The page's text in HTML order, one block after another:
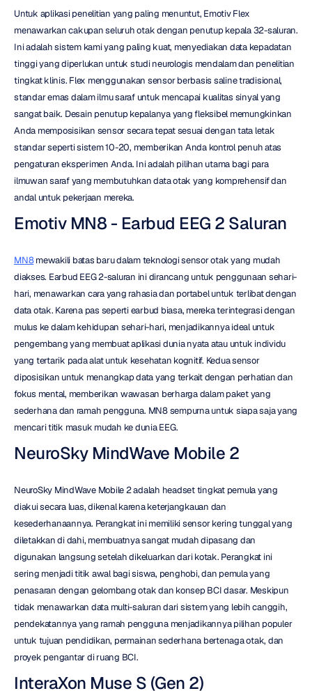
Untuk aplikasi penelitian yang paling menuntut, Emotiv Flex
menawarkan cakupan seluruh otak dengan penutup kepala 32-saluran.
Ini adalah sistem kami yang paling kuat, menyediakan data kepadatan
tinggi yang diperlukan untuk studi neurologis mendalam dan penelitian
tingkat klinis. Flex menggunakan sensor berbasis saline tradisional,
standar emas dalam ilmu saraf untuk mencapai kualitas sinyal yang
sangat baik. Desain penutup kepalanya yang fleksibel memungkinkan
Anda memposisikan sensor secara tepat sesuai dengan tata letak
standar seperti sistem 10-20, memberikan Anda kontrol penuh atas
pengaturan eksperimen Anda. Ini adalah pilihan utama bagi para
ilmuwan saraf yang membutuhkan data otak yang komprehensif dan
andal untuk pekerjaan mereka.
Emotiv MN8 - Earbud EEG 2 Saluran
MN8 mewakili batas baru dalam teknologi sensor otak yang mudah
diakses. Earbud EEG 2-saluran ini dirancang untuk penggunaan sehari-
hari, menawarkan cara yang rahasia dan portabel untuk terlibat dengan
data otak. Karena pas seperti earbud biasa, mereka terintegrasi dengan
mulus ke dalam kehidupan sehari-hari, menjadikannya ideal untuk
pengembang yang membuat aplikasi dunia nyata atau untuk individu
yang tertarik pada alat untuk kesehatan kognitif. Kedua sensor
diposisikan untuk menangkap data yang terkait dengan perhatian dan
fokus mental, memberikan wawasan berharga dalam paket yang
sederhana dan ramah pengguna. MN8 sempurna untuk siapa saja yang
mencari titik masuk mudah ke dunia EEG.
NeuroSky MindWave Mobile 2
NeuroSky MindWave Mobile 2 adalah headset tingkat pemula yang
diakui secara luas, dikenal karena keterjangkauan dan
kesederhanaannya. Perangkat ini memiliki sensor kering tunggal yang
diletakkan di dahi, membuatnya sangat mudah dipasang dan
digunakan langsung setelah dikeluarkan dari kotak. Perangkat ini
sering menjadi titik awal bagi siswa, penghobi, dan pemula yang
penasaran dengan gelombang otak dan konsep BCI dasar. Meskipun
tidak menawarkan data multi-saluran dari sistem yang lebih canggih,
pendekatannya yang ramah pengguna menjadikannya pilihan populer
untuk tujuan pendidikan, permainan sederhana bertenaga otak, dan
proyek pengantar di ruang BCI.
InteraXon Muse S (Gen 2)